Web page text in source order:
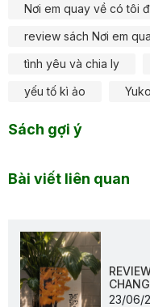
Nơi em quay về có tôi
review sách Nơi em
tình yêu và chia ly
yếu tố kì ảo
Sách gợi ý
Bài viết liên quan
23/06/